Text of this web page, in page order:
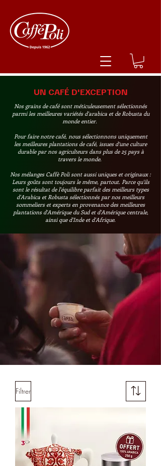
UN CAFÉ D'EXCEPTION
Nos grains de café sont méticuleusement sélectionnés
parmi les meilleures variétés d'arabica et de Robusta du
monde entier.
Pour faire notre café, nous sélectionnons uniquement
les meilleures plantations de café, issues d’une culture
durable par nos agriculteurs dans plus de 25 pays à
travers le monde.
Nos mélanges Caffè Poli sont aussi uniques et originaux :
Leurs goûts sont toujours le même, partout. Parce qu'ils
sont le résultat de l'équilibre parfait des meilleurs types
d'Arabica et Robusta sélectionnés par nos meilleurs
sommeliers et experts en provenance des meilleures
plantations d'Amérique du Sud et d'Amérique centrale,
ainsi que d'Inde et d'Afrique.
Filtrer